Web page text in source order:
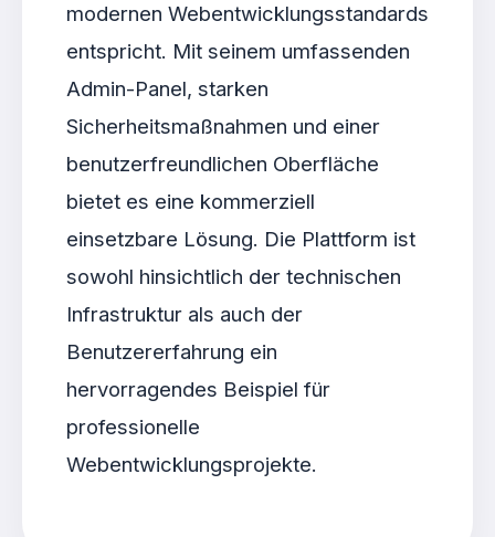
modernen Webentwicklungsstandards
entspricht. Mit seinem umfassenden
Admin-Panel, starken
Sicherheitsmaßnahmen und einer
benutzerfreundlichen Oberfläche
bietet es eine kommerziell
einsetzbare Lösung. Die Plattform ist
sowohl hinsichtlich der technischen
Infrastruktur als auch der
Benutzererfahrung ein
hervorragendes Beispiel für
professionelle
Webentwicklungsprojekte.